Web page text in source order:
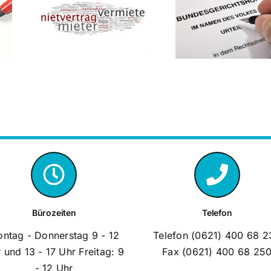
Mietzahlung trotz
Geschäftsschließung
wegen Corona?
in der
können
nach über
Jahren
Bürozeiten
- Donnerstag 9 - 12
und 13 - 17 Uhr Freitag: 9
- 12 Uhr
Telefon
Telefon (0621) 400 68
Fax (0621) 400 68 250